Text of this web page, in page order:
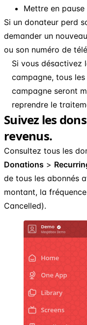
Mettre en
Si un donateur perd
demander un
ou son numéro de
Si vous désactivez
campagne, tous
campagne seront
reprendre le
Suivez les
revenus.
Consultez tous les
Donations >
de tous les abonnés
montant, la
Cancelled).